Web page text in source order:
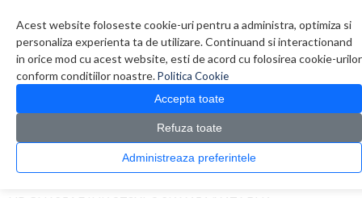
Acest website foloseste cookie-uri pentru a administra, optimiza si
personaliza experienta ta de utilizare. Continuand si interactionand
in orice mod cu acest website, esti de acord cu folosirea cookie-urilor
conform conditiilor noastre.Politica Cookie
Accepta toate
Refuza toate
Administreaza preferintele
0 produs(e)
CATALOG PRODUSE
Consumabile originale > Inkjet > HP CN625AE INK 970XL 9.2K